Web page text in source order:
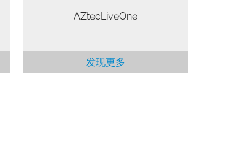
AZtecLiveOne
发现更多